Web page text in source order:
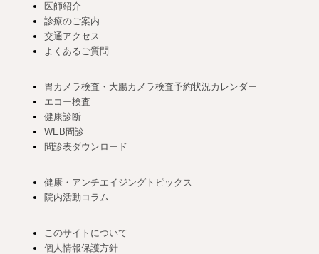
医師紹介
診療のご案内
交通アクセス
よくあるご質問
胃カメラ検査・大腸カメラ検査予約状況カレンダー
エコー検査
健康診断
WEB問診
問診表ダウンロード
健康・アンチエイジングトピックス
院内活動コラム
このサイトについて
個人情報保護方針